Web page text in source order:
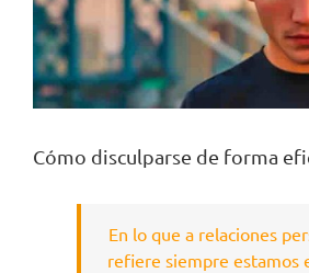
Cómo disculparse de forma
En lo que a relaciones
refiere siempre estamos